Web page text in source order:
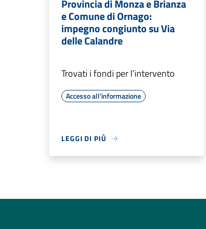
Provincia di Monza e Brianza
e Comune di Ornago:
impegno congiunto su Via
delle Calandre
Trovati i fondi per l’intervento
Accesso all'informazione
LEGGI DI PIÙ